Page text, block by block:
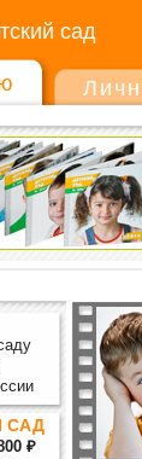
сад
САД
₽